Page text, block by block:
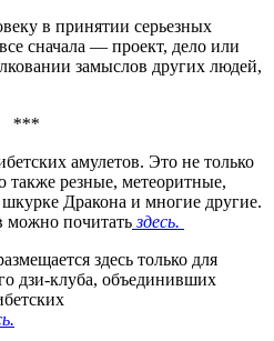
в принятии серьезных
сначала — проект, дело или
замыслов других людей,
***
амулетов. Это не только
также резные, метеоритные,
Дракона и многие другие.
можно почитатьздесь.
здесь только для
дзи-клуба, объединивших